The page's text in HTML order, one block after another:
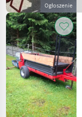
Ogłoszenie